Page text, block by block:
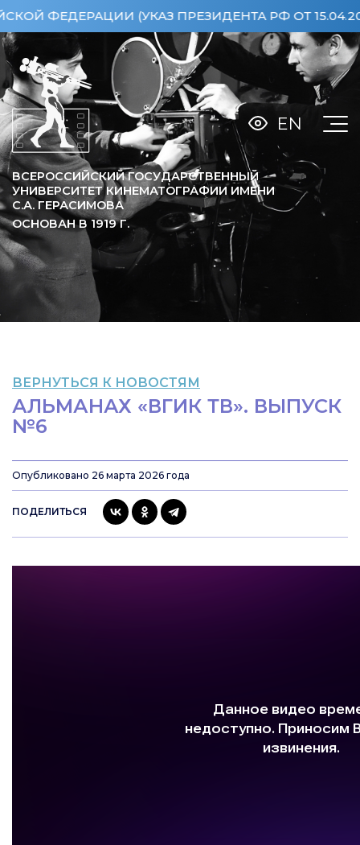
(УКАЗ ПРЕЗИДЕНТА РФ ОТ 15.04.2013
ВСЕРОССИЙСКИЙ ГОСУДАРСТВЕННЫЙ
УНИВЕРСИТЕТ КИНЕМАТОГРАФИИ ИМЕНИ
С.А. ГЕРАСИМОВА
ОСНОВАН В 1919Г.
EN
ВЕРНУТЬСЯ К НОВОСТЯМ
АЛЬМАНАХ «ВГИК ТВ». ВЫПУСК
№6
Опубликовано 26 марта 2026 года
ПОДЕЛИТЬСЯ